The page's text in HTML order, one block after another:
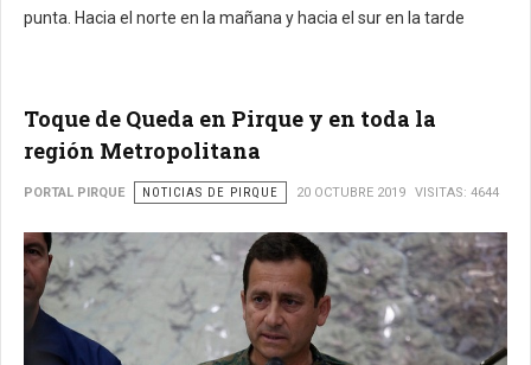
punta. Hacia el norte en la mañana y hacia el sur en la tarde
Toque de Queda en Pirque y en toda la
región Metropolitana
PORTAL PIRQUE NOTICIAS DE PIRQUE 20 OCTUBRE 2019 VISITAS: 4644